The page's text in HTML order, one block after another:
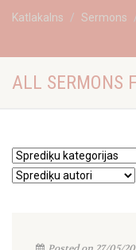
Katlakalns Sermons
ALL SERMONS